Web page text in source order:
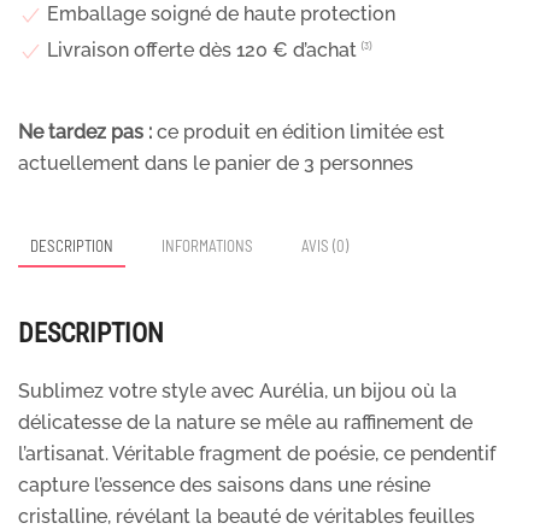
Emballage soigné de haute protection
Livraison offerte dès 120 € d’achat ⁽³⁾
Ne tardez pas : ce produit en édition limitée est
actuellement dans le panier de 3 personnes
DESCRIPTION INFORMATIONS AVIS (0)
DESCRIPTION
Sublimez votre style avec Aurélia, un bijou où la
délicatesse de la nature se mêle au raffinement de
l’artisanat. Véritable fragment de poésie, ce pendentif
capture l’essence des saisons dans une résine
cristalline, révélant la beauté de véritables feuilles